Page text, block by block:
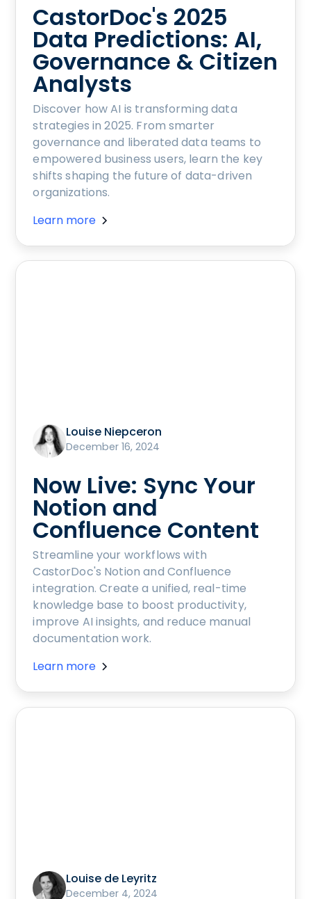
CastorDoc's 2025
Data Predictions: AI,
Governance & Citizen
Analysts
Discover how AI is transforming data
strategies in 2025. From smarter
governance and liberated data teams to
empowered business users, learn the key
shifts shaping the future of data-driven
organizations.
Learn more
Louise Niepceron
December 16, 2024
Now Live: Sync Your
Notion and
Confluence Content
Streamline your workflows with
CastorDoc's Notion and Confluence
integration. Create a unified, real-time
knowledge base to boost productivity,
improve AI insights, and reduce manual
documentation work.
Learn more
Louise de Leyritz
December 4, 2024